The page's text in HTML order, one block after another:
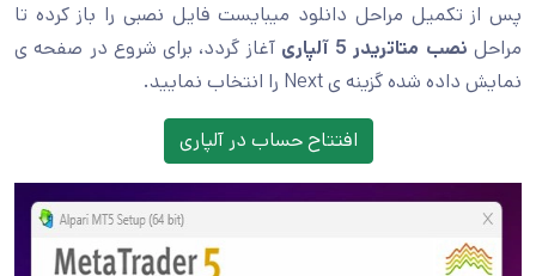
پس از تکمیل مراحل دانلود میبایست فایل نصبی را باز کرده تا
مراحل نصب متاتریدر 5 آلپاری
آغاز گردد، برای شروع در صفحه ی
نمایش داده شده گزینه ی Next را انتخاب نمایید.
افتتاح حساب در آلپاری